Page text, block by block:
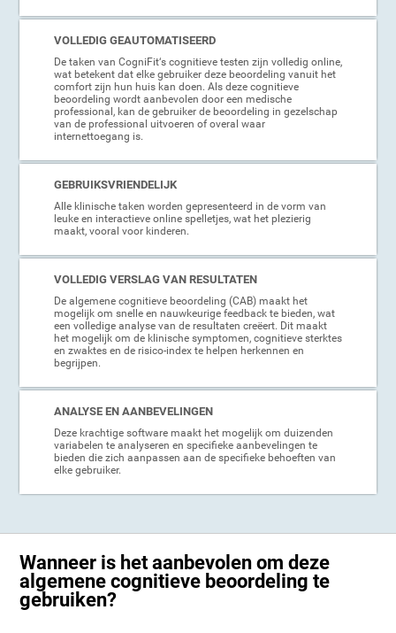
VOLLEDIG GEAUTOMATISEERD
De taken van CogniFit‘s cognitieve testen zijn volledig online,
wat betekent dat elke gebruiker deze beoordeling vanuit het
comfort zijn hun huis kan doen. Als deze cognitieve
beoordeling wordt aanbevolen door een medische
professional, kan de gebruiker de beoordeling in gezelschap
van de professional uitvoeren of overal waar
internettoegang is.
GEBRUIKSVRIENDELIJK
Alle klinische taken worden gepresenteerd in de vorm van
leuke en interactieve online spelletjes, wat het plezierig
maakt, vooral voor kinderen.
VOLLEDIG VERSLAG VAN RESULTATEN
De algemene cognitieve beoordeling (CAB) maakt het
mogelijk om snelle en nauwkeurige feedback te bieden, wat
een volledige analyse van de resultaten creëert. Dit maakt
het mogelijk om de klinische symptomen, cognitieve sterktes
en zwaktes en de risico-index te helpen herkennen en
begrijpen.
ANALYSE EN AANBEVELINGEN
Deze krachtige software maakt het mogelijk om duizenden
variabelen te analyseren en specifieke aanbevelingen te
bieden die zich aanpassen aan de specifieke behoeften van
elke gebruiker.
Wanneer is het aanbevolen om deze
algemene cognitieve beoordeling te
gebruiken?